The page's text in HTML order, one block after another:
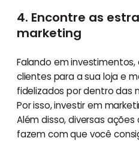
4. Encontre as
marketing
Falando em
clientes para a sua loja e
fidelizados por dentro das
Por isso, investir em
Além disso, diversas
fazem com que você